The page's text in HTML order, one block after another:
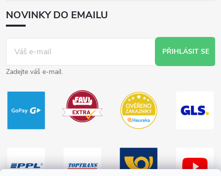
NOVINKY DO EMAILU
PŘIHLÁSIT SE
Zadejte váš e-mail.